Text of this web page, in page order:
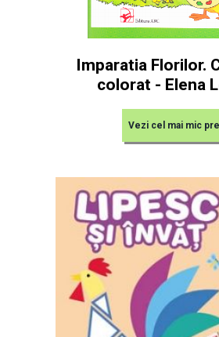
Imparatia Florilor.
colorat - Elena
Vezi cel mai mic